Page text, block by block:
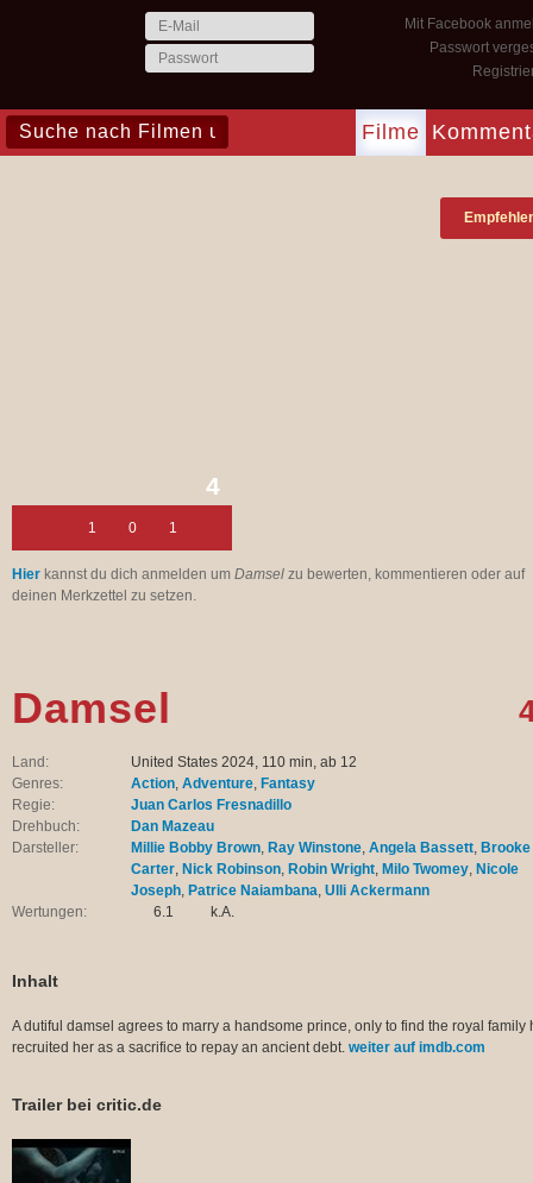
Mit Facebook
Passwort
Filme
4
1 0 1
Hier kannst du dich anmelden um Damsel zu bewerten, kommentieren oder auf
deinen Merkzettel zu setzen.
Damsel
Land:
United States 2024, 110 min, ab 12
Genres:
Action, Adventure, Fantasy
Regie:
Juan Carlos Fresnadillo
Drehbuch:
Dan Mazeau
Darsteller:
Millie Bobby Brown, Ray Winstone, Angela Bassett, Brooke
Carter, Nick Robinson, Robin Wright, Milo Twomey, Nicole
Joseph, Patrice Naiambana, Ulli Ackermann
Wertungen:
6.1 k.A.
Inhalt
A dutiful damsel agrees to marry a handsome prince, only to find the royal family
recruited her as a sacrifice to repay an ancient debt. weiter auf imdb.com
Trailer bei critic.de